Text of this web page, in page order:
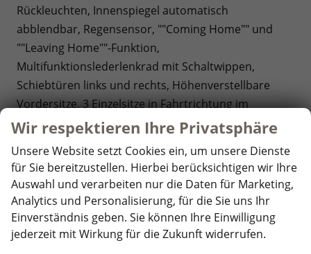
Rückleuchten, Innenspiegel automatisch
abblendbar, Regensensor, ""Coming Home"" und
""Leaving Home""-Funktion,
Multifunktionslederlenkrad mit Schaltwippen,
Schiebtüren links und rechts, Höhenverstellbare
Vordersitze, 3 Einzelsitze in Fahrtrichtung im
Fahrgastraum = 5 Sitzer, Zentralverriegelung
""Keyless Start"" (schlüsselloses Startsytem),
Netzkabel für Haushaltssteckdose,
Optik: Außenspiegelgehäuse und Scheinwerferleiste
in Schwarz, Bodenbelag im Fahrgastraum
Teppichboden, Dekoreinlagen ""Scale Light Grey"",
Sitzbezüge Bi-Color Stoff ""Bright Dots"",
Wir respektieren Ihre Privatsphäre
Unsere Website setzt Cookies ein, um unsere Dienste
für Sie bereitzustellen. Hierbei berücksichtigen wir Ihre
Auswahl und verarbeiten nur die Daten für Marketing,
Analytics und Personalisierung, für die Sie uns Ihr
Einverständnis geben. Sie können Ihre Einwilligung
jederzeit mit Wirkung für die Zukunft widerrufen.